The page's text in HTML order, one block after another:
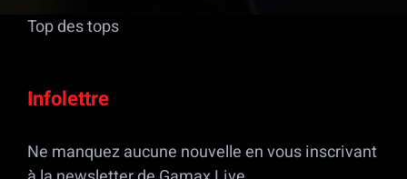
Top des tops
Infolettre
Ne manquez aucune nouvelle en vous inscrivant